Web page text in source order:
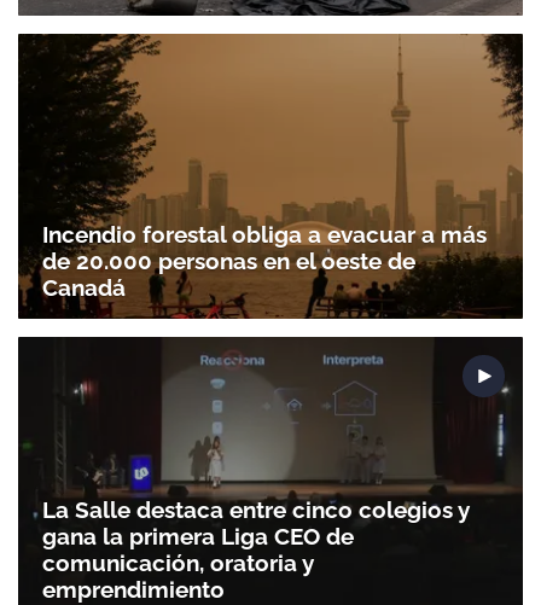
Incendio forestal obliga a evacuar a más
de 20.000 personas en el oeste de
Canadá
La Salle destaca entre cinco colegios y
gana la primera Liga CEO de
comunicación, oratoria y
emprendimiento